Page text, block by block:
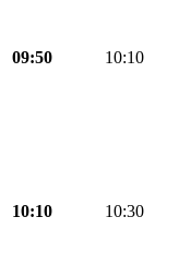
09:50 10:10
10:10 10:30